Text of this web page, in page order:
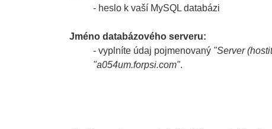
- heslo k vaší MySQL databázi
Jméno databázového serveru:
- vyplníte údaj pojmenovaný "Server
"a054um.forpsi.com".